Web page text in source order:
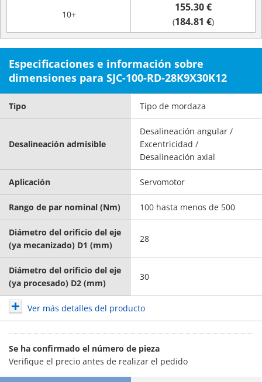
10+
155.30 €
(184.81 €)
Especificaciones e información sobre
dimensiones para SJC-100-RD-28K9X30K12
Tipo Tipo de mordaza
Desalineación admisible
Desalineación angular /
Excentricidad /
Desalineación axial
Aplicación Servomotor
Rango de par nominal (Nm) 100 hasta menos de 500
Diámetro del orificio del eje
(ya mecanizado) D1 (mm)
28
Diámetro del orificio del eje
(ya procesado) D2 (mm)
30
Ver más detalles del producto
Se ha confirmado el número de pieza
Verifique el precio antes de realizar el pedido